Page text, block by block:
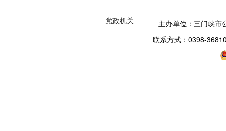
党政机关
主办单位：三门峡
联系方式：0398-